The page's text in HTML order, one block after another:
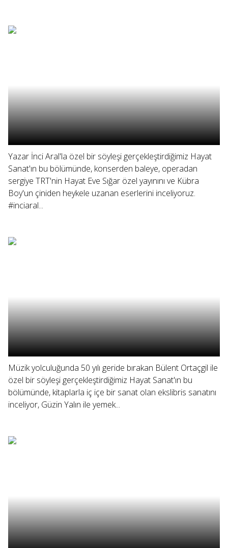
Yazar İnci Aral'la özel bir söyleşi gerçekleştirdiğimiz Hayat
Sanat'ın bu bölümünde, konserden baleye, operadan
sergiye TRT'nin Hayat Eve Sığar özel yayınını ve Kübra
Boy'un çiniden heykele uzanan eserlerini inceliyoruz.
#inciaral...
Müzik yolculuğunda 50 yılı geride bırakan Bülent Ortaçgil ile
özel bir söyleşi gerçekleştirdiğimiz Hayat Sanat'ın bu
bölümünde, kitaplarla iç içe bir sanat olan ekslibris sanatını
inceliyor, Güzin Yalın ile yemek...